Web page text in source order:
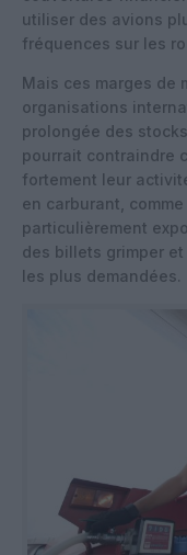
utiliser des avions
fréquences sur les
Mais ces marges de
organisations
prolongée des
pourrait contraindre
fortement leur
en carburant,
particulièrement
des billets grimper
les plus demandées.